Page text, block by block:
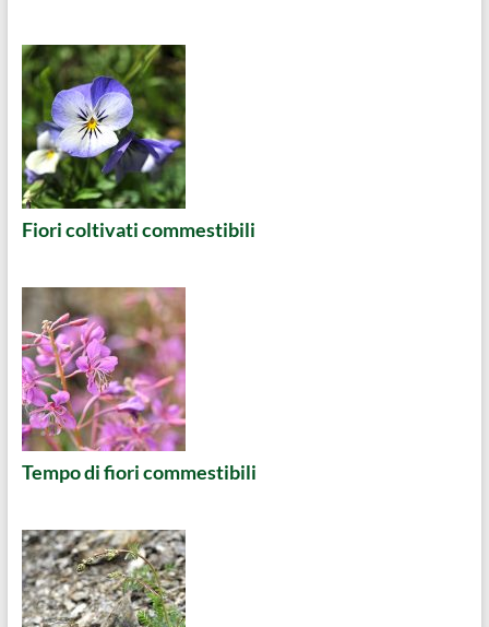
Fiori coltivati commestibili
Tempo di fiori commestibili